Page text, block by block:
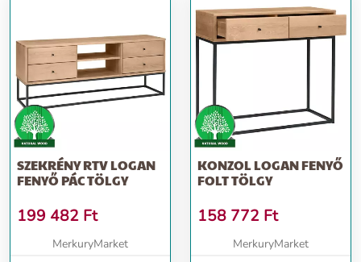
SZEKRÉNY RTV LOGAN
FENYŐ PÁC TÖLGY
199 482 Ft
MerkuryMarket
KONZOL LOGAN FENYŐ
FOLT TÖLGY
158 772 Ft
MerkuryMarket